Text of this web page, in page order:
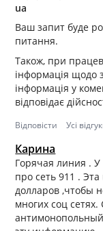
ua
Ваш запит буде
питання.
Також, при
інформація щодо
інформація у
відповідає
Відповісти Усі
Карина
Горячая линия .
про сеть 911 .
долларов ,чтобы
многих соц